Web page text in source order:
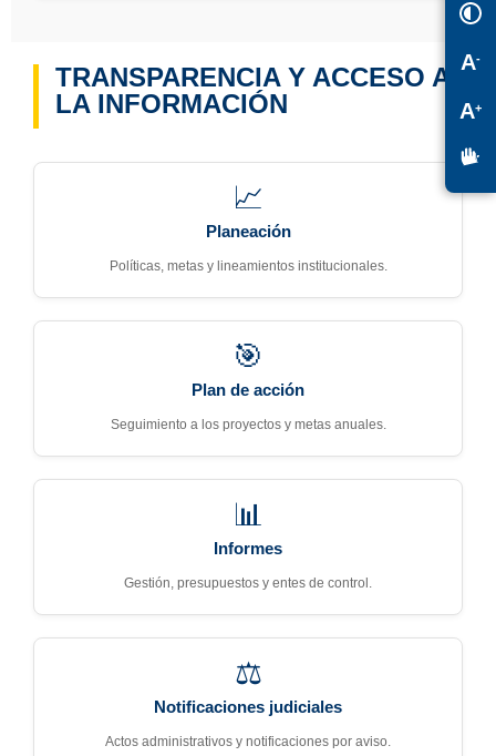
TRANSPARENCIA Y ACCESO A
LA INFORMACIÓN
📈
Planeación
Políticas, metas y lineamientos institucionales.
🎯
Plan de acción
Seguimiento a los proyectos y metas anuales.
📊
Informes
Gestión, presupuestos y entes de control.
⚖️
Notificaciones judiciales
Actos administrativos y notificaciones por aviso.
A-
A+